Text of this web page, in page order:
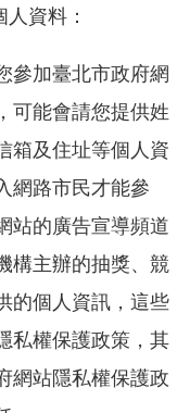
資料：
參加臺北市政府網
可能會請您提供姓
箱及住址等個人資
網路市民才能參
站的廣告宣導頻道
構主辦的抽獎、競
的個人資訊，這些
私權保護政策，其
網站隱私權保護政